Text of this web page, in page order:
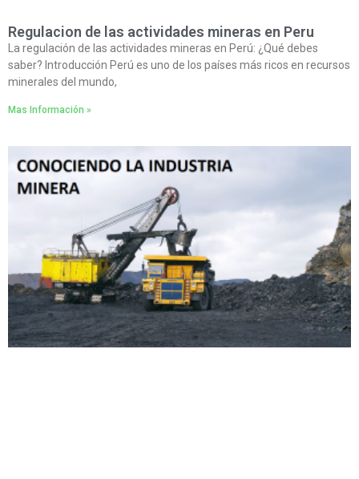
Regulacion de las actividades mineras en Peru
La regulación de las actividades mineras en Perú: ¿Qué debes
saber? Introducción Perú es uno de los países más ricos en recursos
minerales del mundo,
Mas Información »